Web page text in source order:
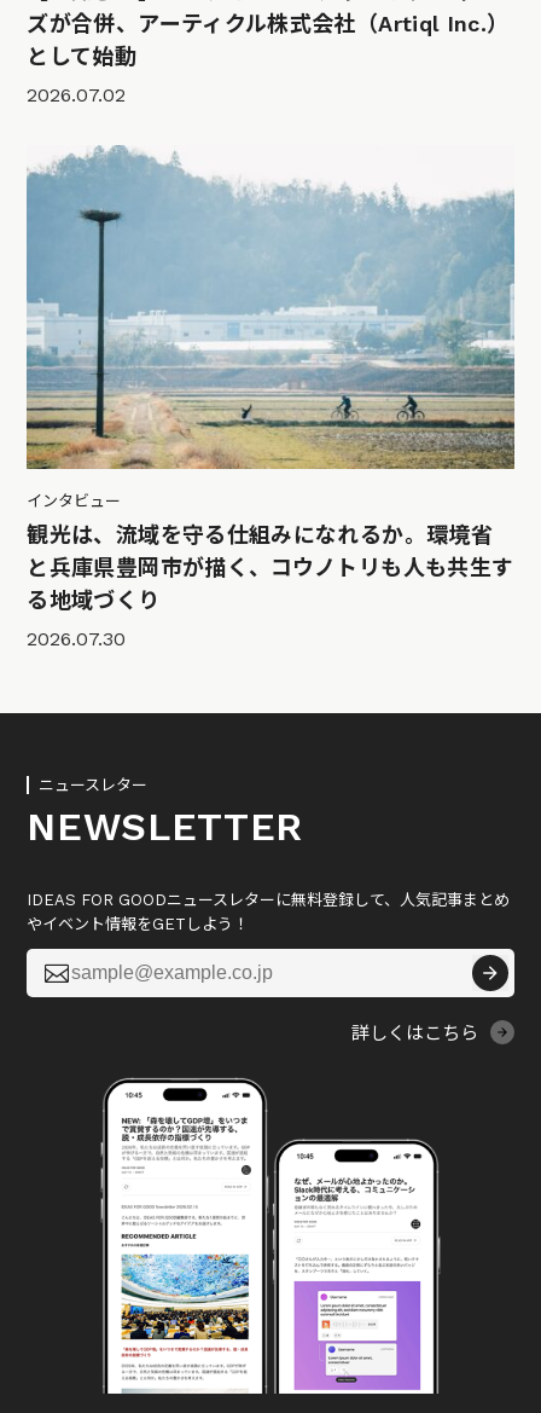
ズが合併、アーティクル株式会社（Artiql Inc.）
として始動
2026.07.02
インタビュー
観光は、流域を守る仕組みになれるか。環境省
と兵庫県豊岡市が描く、コウノトリも人も共生す
る地域づくり
2026.07.30
ニュースレター
NEWSLETTER
IDEAS FOR GOODニュースレターに無料登録して、人気記事まとめ
やイベント情報をGETしよう！

詳しくはこちら